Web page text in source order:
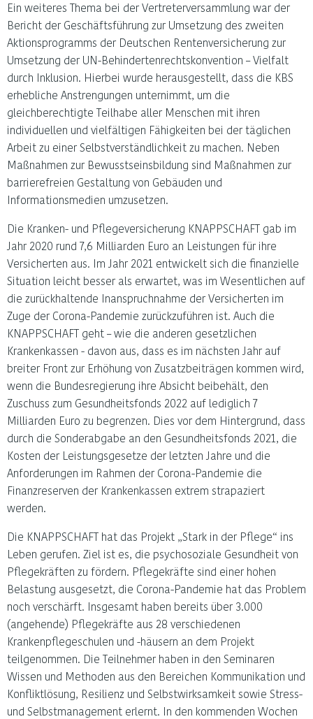
Ein weiteres Thema bei der Vertreterversammlung war der
Bericht der Geschäftsführung zur Umsetzung des zweiten
Aktionsprogramms der Deutschen Rentenversicherung zur
Umsetzung der UN-Behindertenrechtskonvention – Vielfalt
durch Inklusion. Hierbei wurde herausgestellt, dass die KBS
erhebliche Anstrengungen unternimmt, um die
gleichberechtigte Teilhabe aller Menschen mit ihren
individuellen und vielfältigen Fähigkeiten bei der täglichen
Arbeit zu einer Selbstverständlichkeit zu machen. Neben
Maßnahmen zur Bewusstseinsbildung sind Maßnahmen zur
barrierefreien Gestaltung von Gebäuden und
Informationsmedien umzusetzen.
Die Kranken- und Pflegeversicherung KNAPPSCHAFT gab im
Jahr 2020 rund 7,6 Milliarden Euro an Leistungen für ihre
Versicherten aus. Im Jahr 2021 entwickelt sich die finanzielle
Situation leicht besser als erwartet, was im Wesentlichen auf
die zurückhaltende Inanspruchnahme der Versicherten im
Zuge der Corona-Pandemie zurückzuführen ist. Auch die
KNAPPSCHAFT geht – wie die anderen gesetzlichen
Krankenkassen - davon aus, dass es im nächsten Jahr auf
breiter Front zur Erhöhung von Zusatzbeiträgen kommen wird,
wenn die Bundesregierung ihre Absicht beibehält, den
Zuschuss zum Gesundheitsfonds 2022 auf lediglich 7
Milliarden Euro zu begrenzen. Dies vor dem Hintergrund, dass
durch die Sonderabgabe an den Gesundheitsfonds 2021, die
Kosten der Leistungsgesetze der letzten Jahre und die
Anforderungen im Rahmen der Corona-Pandemie die
Finanzreserven der Krankenkassen extrem strapaziert
werden.
Die KNAPPSCHAFT hat das Projekt „Stark in der Pflege“ ins
Leben gerufen. Ziel ist es, die psychosoziale Gesundheit von
Pflegekräften zu fördern. Pflegekräfte sind einer hohen
Belastung ausgesetzt, die Corona-Pandemie hat das Problem
noch verschärft. Insgesamt haben bereits über 3.000
(angehende) Pflegekräfte aus 28 verschiedenen
Krankenpflegeschulen und -häusern an dem Projekt
teilgenommen. Die Teilnehmer haben in den Seminaren
Wissen und Methoden aus den Bereichen Kommunikation und
Konfliktlösung, Resilienz und Selbstwirksamkeit sowie Stress-
und Selbstmanagement erlernt. In den kommenden Wochen